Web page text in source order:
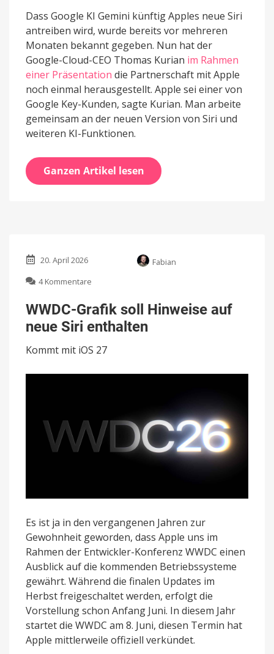
Dass Google KI Gemini künftig Apples neue Siri
antreiben wird, wurde bereits vor mehreren
Monaten bekannt gegeben. Nun hat der
Google-Cloud-CEO Thomas Kurian im Rahmen
einer Präsentation die Partnerschaft mit Apple
noch einmal herausgestellt. Apple sei einer von
Google Key-Kunden, sagte Kurian. Man arbeite
gemeinsam an der neuen Version von Siri und
weiteren KI-Funktionen.
Ganzen Artikel lesen
20. April 2026
Fabian
4 Kommentare
Grafik
soll
Hinweise
neue
enthalten
WWDC-Grafik soll Hinweise auf
neue Siri enthalten
Kommt mit iOS 27
Es ist ja in den vergangenen Jahren zur
Gewohnheit geworden, dass Apple uns im
Rahmen der Entwickler-Konferenz WWDC einen
Ausblick auf die kommenden Betriebssysteme
gewährt. Während die finalen Updates im
Herbst freigeschaltet werden, erfolgt die
Vorstellung schon Anfang Juni. In diesem Jahr
startet die WWDC am 8. Juni, diesen Termin hat
Apple mittlerweile offiziell verkündet.